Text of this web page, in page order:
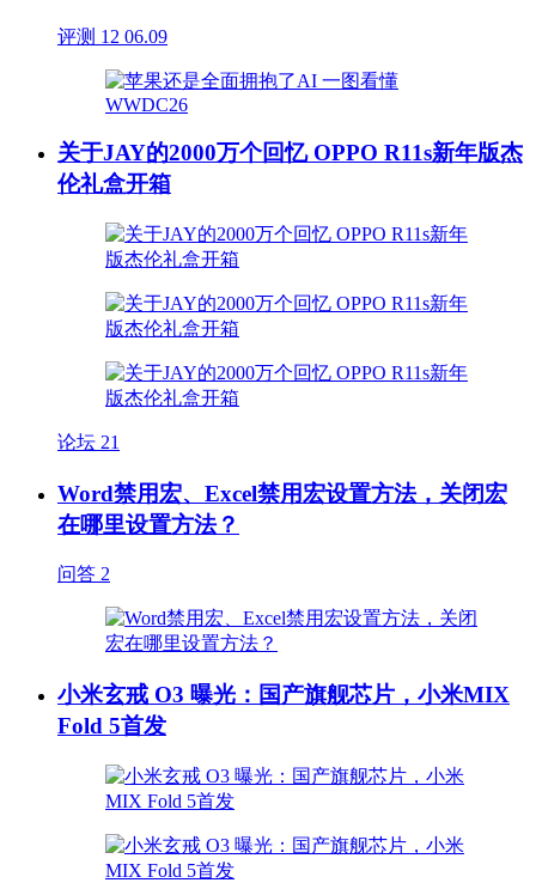
评测 12 06.09
关于JAY的2000万个回忆 OPPO R11s新年版杰
伦礼盒开箱
论坛 21
Word禁用宏、Excel禁用宏设置方法，关闭宏
在哪里设置方法？
问答 2
小米玄戒 O3 曝光：国产旗舰芯片，小米MIX
Fold 5首发